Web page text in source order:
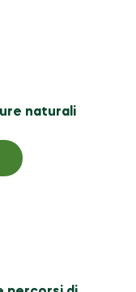
naturali